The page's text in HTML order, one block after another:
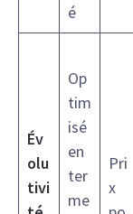
é
Év
olu
tivi
Op
tim
isé
en
ter
me
Pri
x